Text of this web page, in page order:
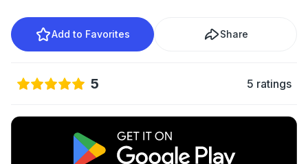
Add to Favorites Share
5 5 ratings